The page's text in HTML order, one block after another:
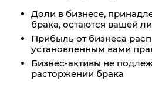
Доли в бизнесе,
брака, остаются вашей
Прибыль от бизнеса
установленным вами
Бизнес-активы не
расторжении брака